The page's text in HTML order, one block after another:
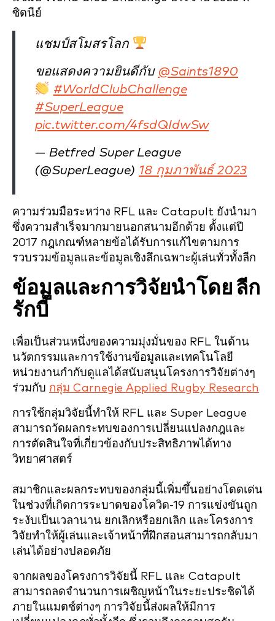
ซิดนีย์
แชมป์สโมสรโลก
ขอแสดงความยินดีกับ @Saints1890
#WorldClubChallenge
#SuperLeague
pic.twitter.com/4fsdQIdwSw
— Betfred Super League
(@SuperLeague) 18 กุมภาพันธ์ 2023
ความร่วมมือระหว่าง RFL และ Catapult ยังนำมา
ซึ่งความสำเร็จมากมายนอกสนามอีกด้วย ตั้งแต่ปี
2017 กฎเกณฑ์หลายข้อได้รับการแก้ไขตามการ
รวบรวมข้อมูลและข้อมูลเชิงลึกเฉพาะผู้เล่นทั่วทั้งลีก
ข้อมูลและการวิจัยนำโดย ลีก
รักบี้
เพื่อเป็นส่วนหนึ่งของความมุ่งมั่นของ RFL ในด้าน
นวัตกรรมและการใช้งานข้อมูลและเทคโนโลยี
หน่วยงานกำกับดูแลได้สนับสนุนโครงการวิจัยต่างๆ
ร่วมกับ กลุ่ม Carnegie Applied Rugby Research
การใช้กลุ่มวิจัยนี้ทำให้ RFL และ Super League
สามารถวัดผลกระทบของการเปลี่ยนแปลงกฎและ
การตัดสินใจที่เกี่ยวข้องกับประสิทธิภาพได้ทาง
วิทยาศาสตร์
สมาชิกและผลกระทบของกลุ่มนี้เพิ่มขึ้นอย่างโดดเด่น
ในช่วงที่เกิดการระบาดของโควิด-19 การแข่งขันถูก
ระงับเป็นเวลานาน ยกเลิกหรือยกเลิก และโครงการ
วิจัยทำให้ผู้เล่นและเจ้าหน้าที่ฝึกสอนสามารถกลับมา
เล่นได้อย่างปลอดภัย
จากผลของโครงการวิจัยนี้ RFL และ Catapult
สามารถลดจำนวนการเผชิญหน้าในระยะประชิดได้
ภายในแมตช์ต่างๆ การวิจัยนี้ส่งผลให้มีการ